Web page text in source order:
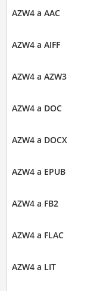
AZW4 a AAC
AZW4 a AIFF
AZW4 a AZW3
AZW4 a DOC
AZW4 a DOCX
AZW4 a EPUB
AZW4 a FB2
AZW4 a FLAC
AZW4 a LIT